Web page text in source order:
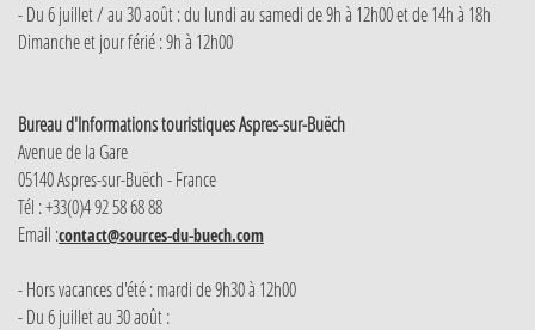
- Du 6 juillet / au 30 août : du lundi au samedi de 9h à 12h00 et de 14h à 18h
Dimanche et jour férié : 9h à 12h00
Bureau d'Informations touristiques Aspres-sur-Buëch
Avenue de la Gare
05140 Aspres-sur-Buëch - France
Tél : +33(0)4 92 58 68 88
Email :contact@sources-du-buech.com
- Hors vacances d'été : mardi de 9h30 à 12h00
- Du 6 juillet au 30 août :